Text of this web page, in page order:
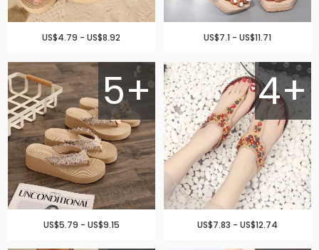
US$4.79 - US$8.92 US$7.1 - US$11.71
5+
US$5.79 - US$9.15
4+
US$7.83 - US$12.74